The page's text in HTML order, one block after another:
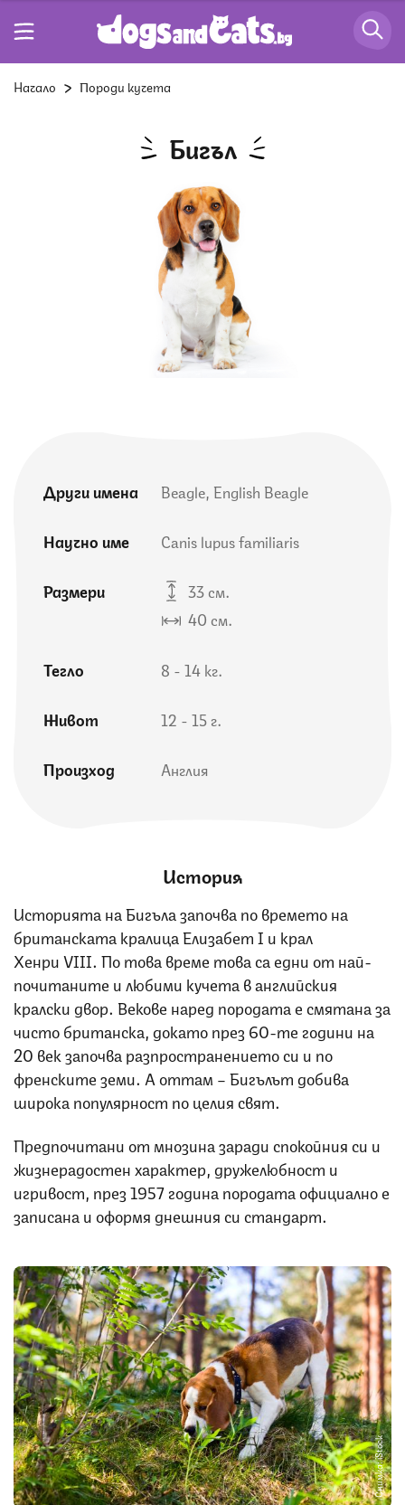
Начало Породи кучета
Бигъл
Други имена Beagle, English Beagle
Научно име Canis lupus familiaris
Размери
33 см.
40 см.
Тегло 8 - 14 кг.
Живот 12 - 15 г.
Произход Англия
История
Историята на Бигъла започва по времето на
британската кралица Елизабет I и крал
Хенри VIII. По това време това са едни от най-
почитаните и любими кучета в английския
кралски двор. Векове наред породата е смятана за
чисто британска, докато през 60-те години на
20 век започва разпространението си и по
френските земи. А оттам – Бигълът добива
широка популярност по целия свят.
Предпочитани от мнозина заради спокойния си и
жизнерадостен характер, дружелюбност и
игривост, през 1957 година породата официално е
записана и оформя днешния си стандарт.
Снимка: iStock